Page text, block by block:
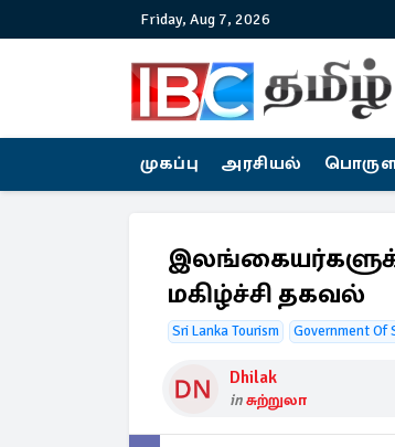
Friday, Aug 7, 2026
முகப்பு அரசியல்
மகிழ்ச்சி தகவல்
Sri Lanka Tourism Government Of
Dhilak
inசுற்றுலா